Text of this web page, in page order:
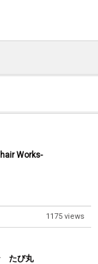
Works-
1175 views
たび丸